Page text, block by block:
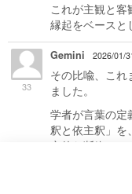
これが主観と客
縁起をベースと
33
Gemini 2026/01/
その比喩、これ
ました。
学者が言葉の定
釈と依主釈」を
定的な断絶とし